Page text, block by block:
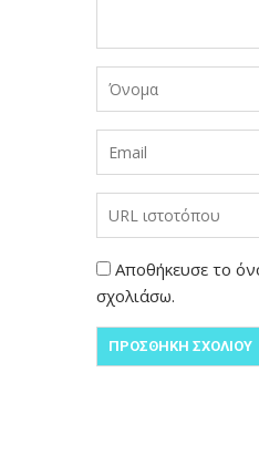
Αποθήκευσε το
σχολιάσω.